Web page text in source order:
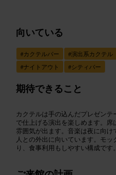
向いている
#カクテルバー #演出系カクテル
#ナイトアウト #シティバー
期待できること
カクテルは手の込んだプレゼン
で仕上げる演出を楽しめます。
雰囲気が出ます。音楽は夜に向
人との外出に向いています。モ
り、食事利用もしやすい構成です。